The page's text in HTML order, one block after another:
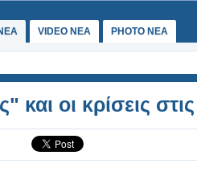
VIDEO NEA PHOTO NEA
και οι κρίσεις